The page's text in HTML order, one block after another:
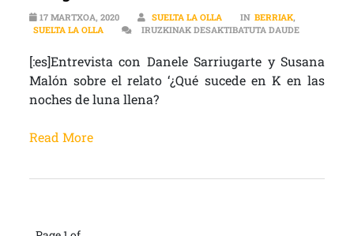
17 MARTXOA, 2020 SUELTA LA OLLA IN BERRIAK,
SUELTA LA OLLA
IRUZKINAK DESAKTIBATUTA DAUDE
[:es]Entrevista con Danele Sarriugarte y Susana
Malón sobre el relato ‘¿Qué sucede en K en las
noches de luna llena?
Read More